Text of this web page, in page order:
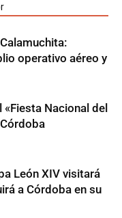
operativo aéreo y
Nacional del
León XIV visitará
a Córdoba en su